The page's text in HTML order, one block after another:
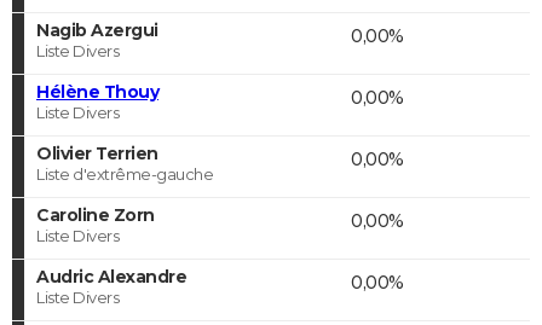
Nagib Azergui
Liste Divers
0,00%
Hélène Thouy
Liste Divers
0,00%
Olivier Terrien
Liste d'extrême-gauche
0,00%
Caroline Zorn
Liste Divers
0,00%
Audric Alexandre
Liste Divers
0,00%